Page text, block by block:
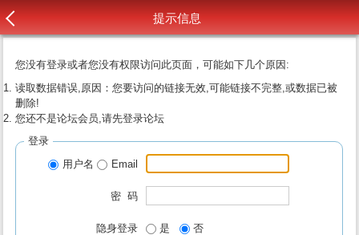
提示信息
您没有登录或者您没有权限访问此页面，可能如下几个原因:
读取数据错误,原因：您要访问的链接无效,可能链接不完整,或数据已被
删除!
您还不是论坛会员,请先登录论坛
登录
用户名
Email
密 码
隐身登录 是 否